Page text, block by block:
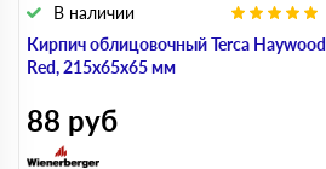
Кирпич облицовочный Terca Haywood
Red, 215х65х65 мм
В наличии
88 руб